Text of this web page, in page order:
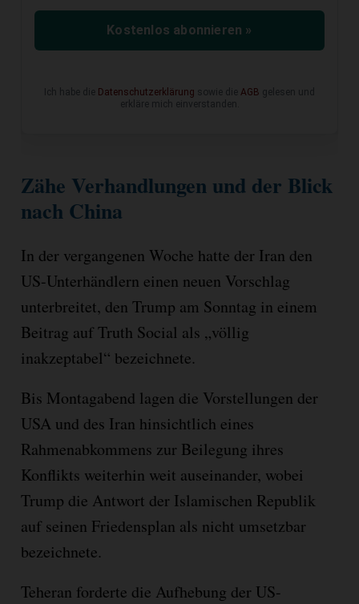
Kostenlos abonnieren »
Ich habe die Datenschutzerklärung sowie die AGB gelesen und
erkläre mich einverstanden.
Zähe Verhandlungen und der Blick
nach China
In der vergangenen Woche hatte der Iran den
US-Unterhändlern einen neuen Vorschlag
unterbreitet, den Trump am Sonntag in einem
Beitrag auf Truth Social als „völlig
inakzeptabel“ bezeichnete.
Bis Montagabend lagen die Vorstellungen der
USA und des Iran hinsichtlich eines
Rahmenabkommens zur Beilegung ihres
Konflikts weiterhin weit auseinander, wobei
Trump die Antwort der Islamischen Republik
auf seinen Friedensplan als nicht umsetzbar
bezeichnete.
Teheran forderte die Aufhebung der US-